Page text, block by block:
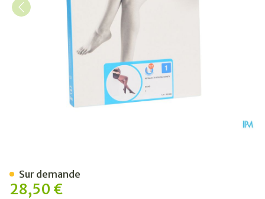
28,50 €
Sur demande